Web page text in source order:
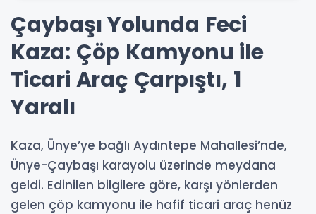
Çaybaşı Yolunda Feci
Kaza: Çöp Kamyonu ile
Ticari Araç Çarpıştı, 1
Yaralı
Kaza, Ünye’ye bağlı Aydıntepe Mahallesi’nde,
Ünye-Çaybaşı karayolu üzerinde meydana
geldi. Edinilen bilgilere göre, karşı yönlerden
gelen çöp kamyonu ile hafif ticari araç henüz